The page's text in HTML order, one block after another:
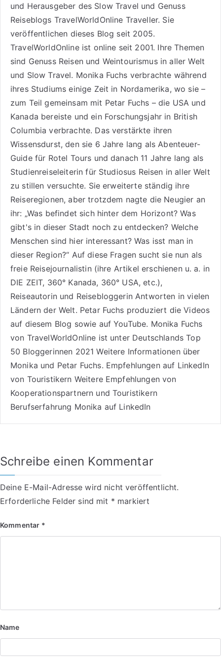
und Herausgeber des Slow Travel und Genuss
Reiseblogs TravelWorldOnline Traveller. Sie
veröffentlichen dieses Blog seit 2005.
TravelWorldOnline ist online seit 2001. Ihre Themen
sind Genuss Reisenund Weintourismusin aller Welt
und Slow Travel. Monika Fuchs verbrachte während
ihres Studiums einige Zeit in Nordamerika, wo sie –
zum Teil gemeinsam mit Petar Fuchs – die USA und
Kanada bereiste und ein Forschungsjahr in British
Columbia verbrachte. Das verstärkte ihren
Wissensdurst, den sie 6 Jahre lang als Abenteuer-
Guide für Rotel Tours und danach 11 Jahre lang als
Studienreiseleiterin für Studiosus Reisen in aller Welt
zu stillen versuchte. Sie erweiterte ständig ihre
Reiseregionen, aber trotzdem nagte die Neugier an
ihr: „Was befindet sich hinter dem Horizont? Was
gibt's in dieser Stadt noch zu entdecken? Welche
Menschen sind hier interessant? Was isst man in
dieser Region?“ Auf diese Fragen sucht sie nun als
freie Reisejournalistin (ihre Artikel erschienen u. a. in
DIE ZEIT, 360° Kanada, 360° USA, etc.),
Reiseautorinund Reisebloggerin Antworten in vielen
Ländern der Welt. Petar Fuchs produziert die Videos
auf diesem Blog sowie aufYouTube. Monika Fuchs
von TravelWorldOnline ist unter Deutschlands Top
50 Bloggerinnen 2021 Weitere Informationen über
Monika und Petar Fuchs. Empfehlungen auf LinkedIn
von Touristikern Weitere Empfehlungen von
Kooperationspartnern und Touristikern
Berufserfahrung Monika auf LinkedIn
Schreibe einen Kommentar
Deine E-Mail-Adresse wird nicht veröffentlicht.
Erforderliche Felder sind mit * markiert
Kommentar *
Name